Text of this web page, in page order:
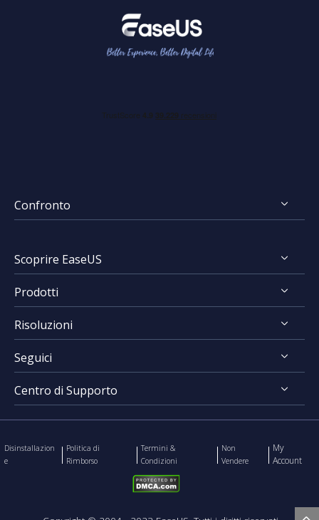
Confronto
FocalFlow vs Screen Studio
Scoprire EaseUS
Chi Siamo
Recensioni & Premi
Contratto di Licenza
Prodotti
RecExperts for Windows
RecExperts for Mac
Online Screen Recorder
Risoluzioni
Registrare Schermo
Mac App Store
Seguici
   
Centro di Supporto
Disinstallazion
e
Politica di
Rimborso
Termini &
Condizioni
Non
Vendere
My
Account